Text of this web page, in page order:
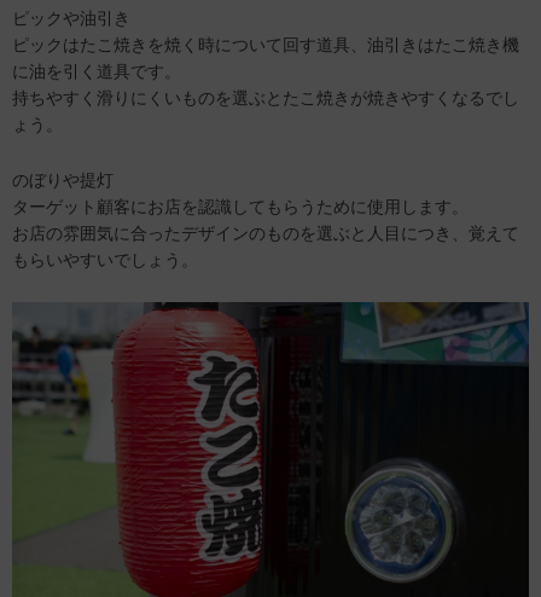
ピックや油引き
ピックはたこ焼きを焼く時について回す道具、油引きはたこ焼き機
に油を引く道具です。
持ちやすく滑りにくいものを選ぶとたこ焼きが焼きやすくなるでし
ょう。
のぼりや提灯
ターゲット顧客にお店を認識してもらうために使用します。
お店の雰囲気に合ったデザインのものを選ぶと人目につき、覚えて
もらいやすいでしょう。